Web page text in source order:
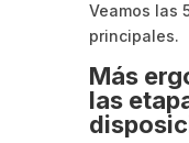
Veamos las
principales.
Más
las